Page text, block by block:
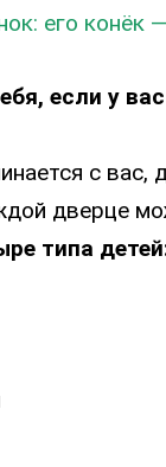
его конёк
если у
с
дверце
типа